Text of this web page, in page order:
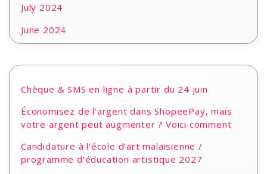
July 2024
June 2024
Chèque & SMS en ligne à partir du 24 juin
Économisez de l’argent dans ShopeePay, mais
votre argent peut augmenter ? Voici comment
Candidature à l’école d’art malaisienne /
programme d’éducation artistique 2027